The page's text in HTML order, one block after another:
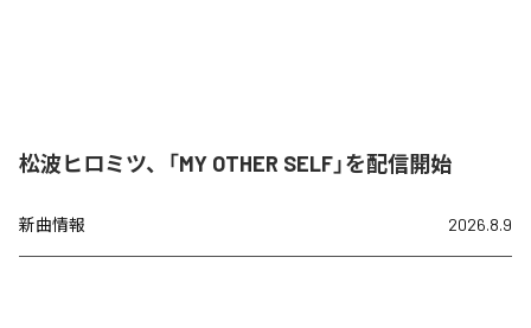
松波ヒロミツ、「MY OTHER SELF」を配信開始
新曲情報 2026.8.9